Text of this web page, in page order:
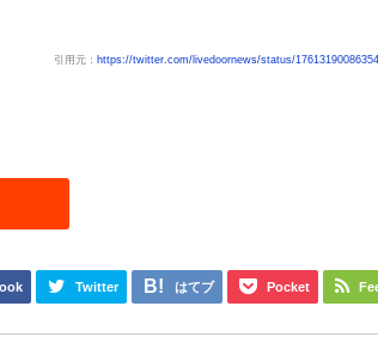
引用元： https://twitter.com/livedoornews/status/
Twitter はてブ Pocket